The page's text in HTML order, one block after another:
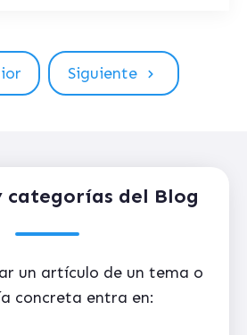
Siguiente
categorías del Blog
un artículo de un tema o
concreta entra en: